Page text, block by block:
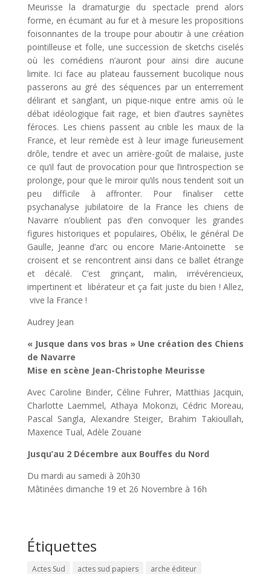
Meurisse la dramaturgie du spectacle prend alors
forme, en écumant au fur et à mesure les propositions
foisonnantes de la troupe pour aboutir à une création
pointilleuse et folle, une succession de sketchs ciselés
où les comédiens n’auront pour ainsi dire aucune
limite. Ici face au plateau faussement bucolique nous
passerons au gré des séquences par un enterrement
délirant et sanglant, un pique-nique entre amis où le
débat idéologique fait rage, et bien d’autres saynètes
féroces. Les chiens passent au crible les maux de la
France, et leur remède est à leur image furieusement
drôle, tendre et avec un arrière-goût de malaise, juste
ce qu’il faut de provocation pour que l’introspection se
prolonge, pour que le miroir qu’ils nous tendent soit un
peu difficile à affronter. Pour finaliser cette
psychanalyse jubilatoire de la France les chiens de
Navarre n’oublient pas d’en convoquer les grandes
figures historiques et populaires, Obélix, le général De
Gaulle, Jeanne d’arc ou encore Marie-Antoinette se
croisent et se rencontrent ainsi dans ce ballet étrange
et décalé. C’est grinçant, malin, irrévérencieux,
impertinent et libérateur et ça fait juste du bien ! Allez,
vive la France !
Audrey Jean
« Jusque dans vos bras » Une création des Chiens
de Navarre
Mise en scène Jean-Christophe Meurisse
Avec Caroline Binder, Céline Fuhrer, Matthias Jacquin,
Charlotte Laemmel, Athaya Mokonzi, Cédric Moreau,
Pascal Sangla, Alexandre Steiger, Brahim Takioullah,
Maxence Tual, Adèle Zouane
Jusqu’au 2 Décembre aux Bouffes du Nord
Du mardi au samedi à 20h30
Mâtinées dimanche 19 et 26 Novembre à 16h
Étiquettes
Actes Sud actes sud papiers arche éditeur